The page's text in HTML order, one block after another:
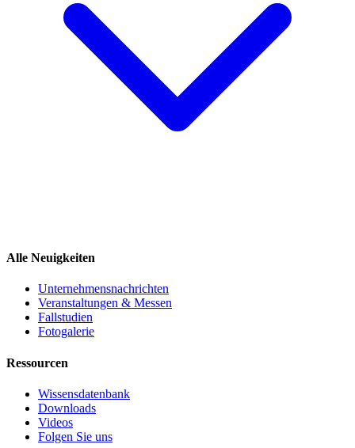
Alle Neuigkeiten
Unternehmensnachrichten
Veranstaltungen & Messen
Fallstudien
Fotogalerie
Ressourcen
Wissensdatenbank
Downloads
Videos
Folgen Sie uns